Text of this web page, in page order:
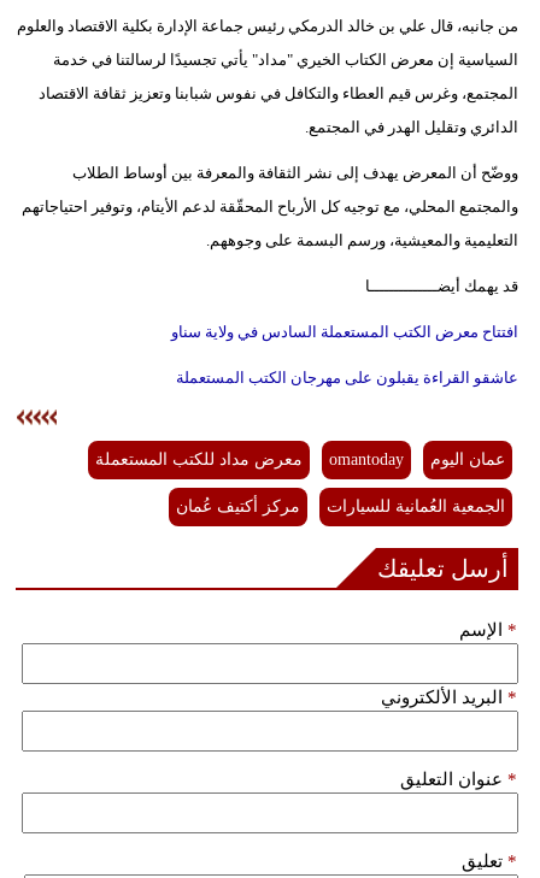
من جانبه، قال علي بن خالد الدرمكي رئيس جماعة الإدارة بكلية الاقتصاد والعلوم
السياسية إن معرض الكتاب الخيري "مداد" يأتي تجسيدًا لرسالتنا في خدمة
المجتمع، وغرس قيم العطاء والتكافل في نفوس شبابنا وتعزيز ثقافة الاقتصاد
الدائري وتقليل الهدر في المجتمع.
ووضّح أن المعرض يهدف إلى نشر الثقافة والمعرفة بين أوساط الطلاب
والمجتمع المحلي، مع توجيه كل الأرباح المحقّقة لدعم الأيتام، وتوفير احتياجاتهم
التعليمية والمعيشية، ورسم البسمة على وجوههم.
قد يهمك أيضــــــــــــــا
افتتاح معرض الكتب المستعملة السادس في ولاية سناو
عاشقو القراءة يقبلون على مهرجان الكتب المستعملة
عمان اليوم omantoday معرض مداد للكتب المستعملة
الجمعية العُمانية للسيارات مركز أكتيف عُمان
أرسل تعليقك
الإسم *
البريد الألكتروني *
عنوان التعليق *
تعليق *